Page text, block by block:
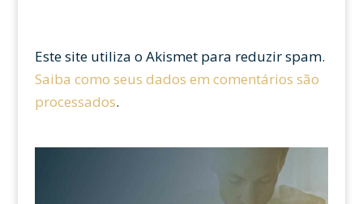
Este site utiliza o Akismet para reduzir spam.
Saiba como seus dados em comentários são
processados.